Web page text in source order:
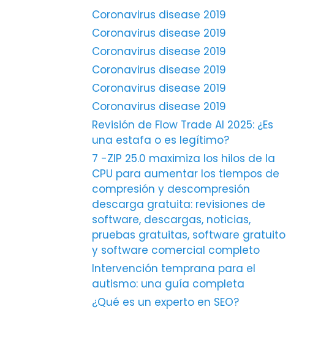
Coronavirus disease 2019
Coronavirus disease 2019
Coronavirus disease 2019
Coronavirus disease 2019
Coronavirus disease 2019
Coronavirus disease 2019
Revisión de Flow Trade AI 2025: ¿Es
una estafa o es legítimo?
7 -ZIP 25.0 maximiza los hilos de la
CPU para aumentar los tiempos de
compresión y descompresión
descarga gratuita: revisiones de
software, descargas, noticias,
pruebas gratuitas, software gratuito
y software comercial completo
Intervención temprana para el
autismo: una guía completa
¿Qué es un experto en SEO?